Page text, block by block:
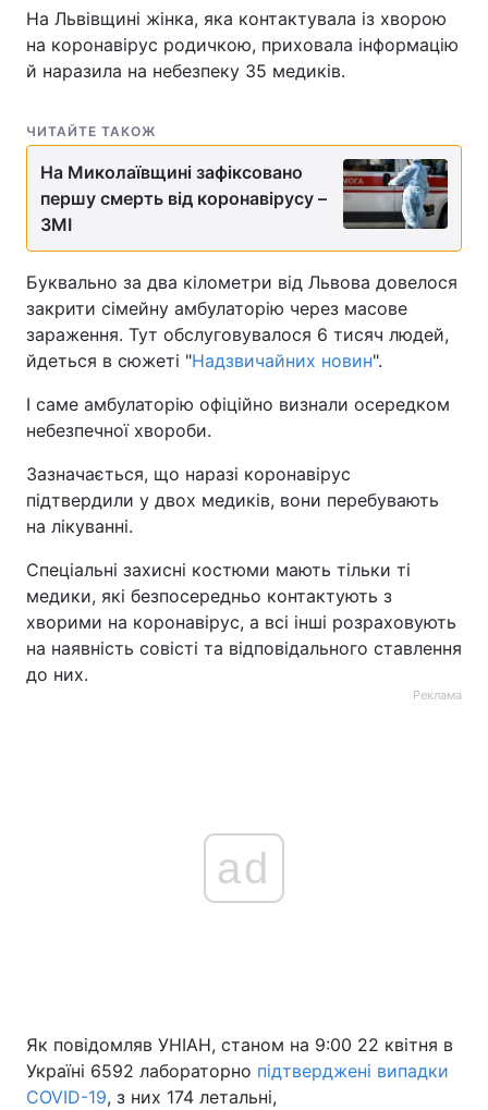
На Львівщині жінка, яка контактувала із хворою
на коронавірус родичкою, приховала інформацію
й наразила на небезпеку 35 медиків.
ЧИТАЙТЕ ТАКОЖ
На Миколаївщині зафіксовано
першу смерть від коронавірусу –
ЗМІ
Буквально за два кілометри від Львова довелося
закрити сімейну амбулаторію через масове
зараження. Тут обслуговувалося 6 тисяч людей,
йдеться в сюжеті "Надзвичайних новин".
І саме амбулаторію офіційно визнали осередком
небезпечної хвороби.
Зазначається, що наразі коронавірус
підтвердили у двох медиків, вони перебувають
на лікуванні.
Спеціальні захисні костюми мають тільки ті
медики, які безпосередньо контактують з
хворими на коронавірус, а всі інші розраховують
на наявність совісті та відповідального ставлення
до них.
Реклама
ad
Як повідомляв УНІАН, станом на 9:00 22 квітня в
Україні 6592 лабораторно підтверджені випадки
COVID-19, з них 174 летальні,